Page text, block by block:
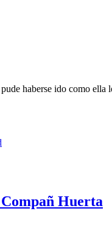
haberse ido como ella
Compañ Huerta